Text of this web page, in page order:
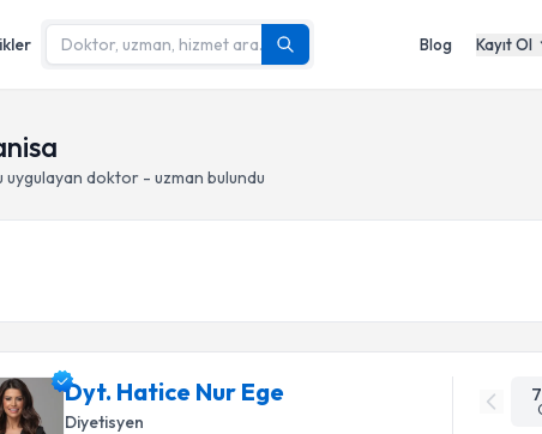
Blog Kayıt Ol
uygulayan doktor - uzman bulundu
Dyt. Hatice Nur Ege
Diyetisyen